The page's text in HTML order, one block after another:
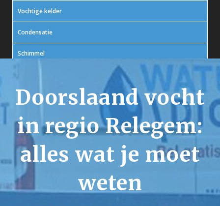
Vochtige kelder
Condensatie
Schimmel
Contact
Doorslaand vocht
in regio Relegem:
alles wat je moet
weten